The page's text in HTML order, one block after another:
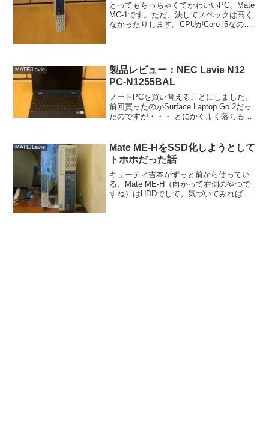
とってもちっちゃくてかわいいPC、Mate
MC-1です。ただ、決してスペックは高く
なかったりします。CPUがCore i5なのは
MATE/Lavie
製品レビュー：NEC Lavie N12
PC-N1255BAL
ノートPCを買い替えることにしました。
前回買ったのがSurface Laptop Go 2だっ
たのですが・・・ とにかくよく落ちる
トが１つずつしかない やや本体...
MATE/Lavie
Mate ME-HをSSD化しようとして
トホホだった話
キューティ吉本がずっと前から使ってい
る、Mate ME-H（向かって右側のやつで
すね）はHDDでして。気づいてみれば、